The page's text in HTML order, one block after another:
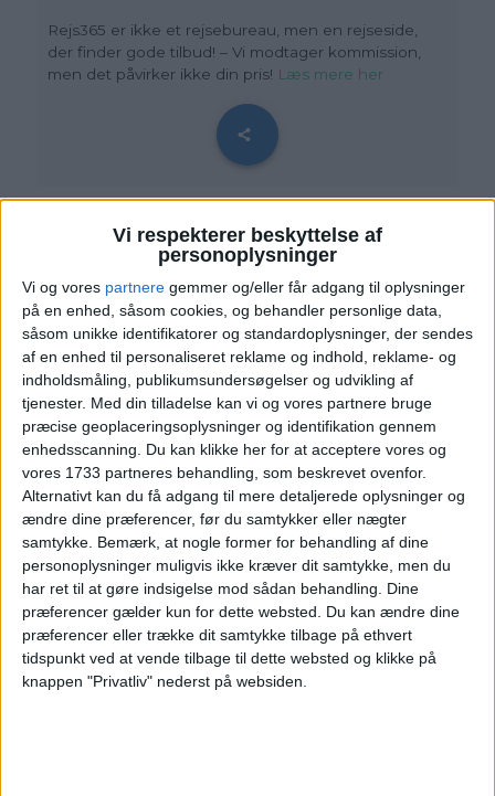
Vi respekterer beskyttelse af
personoplysninger
Vi og vores partnere gemmer og/eller får adgang til oplysninger
på en enhed, såsom cookies, og behandler personlige data,
såsom unikke identifikatorer og standardoplysninger, der sendes
af en enhed til personaliseret reklame og indhold, reklame- og
indholdsmåling, publikumsundersøgelser og udvikling af
tjenester. Med din tilladelse kan vi og vores partnere bruge
præcise geoplaceringsoplysninger og identifikation gennem
enhedsscanning. Du kan klikke her for at acceptere vores og
vores 1733 partneres behandling, som beskrevet ovenfor.
Alternativt kan du få adgang til mere detaljerede oplysninger og
ændre dine præferencer, før du samtykker eller nægter
samtykke. Bemærk, at nogle former for behandling af dine
personoplysninger muligvis ikke kræver dit samtykke, men du
har ret til at gøre indsigelse mod sådan behandling. Dine
præferencer gælder kun for dette websted. Du kan ændre dine
præferencer eller trække dit samtykke tilbage på ethvert
tidspunkt ved at vende tilbage til dette websted og klikke på
knappen "Privatliv" nederst på websiden.
Rejs365 er ikke et rejsebureau, men en rejseside,
der finder gode tilbud! – Vi modtager kommission,
men det påvirker ikke din pris! Læs mere her
Læs videre efter Annoncen
Annonce
HOTEL